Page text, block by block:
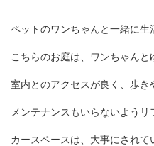
ペットのワンちゃんと一緒に生
こちらのお庭は、ワンちゃんと
室内とのアクセスが良く、歩き
メンテナンスもいらないようリ
カースペースは、大事にされて